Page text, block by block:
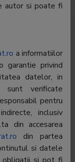
autor si poate fi
a informatiilor
garantie privind
datelor, in
sunt verificate
pentru
inclusiv
din accesarea
din partea
si datele